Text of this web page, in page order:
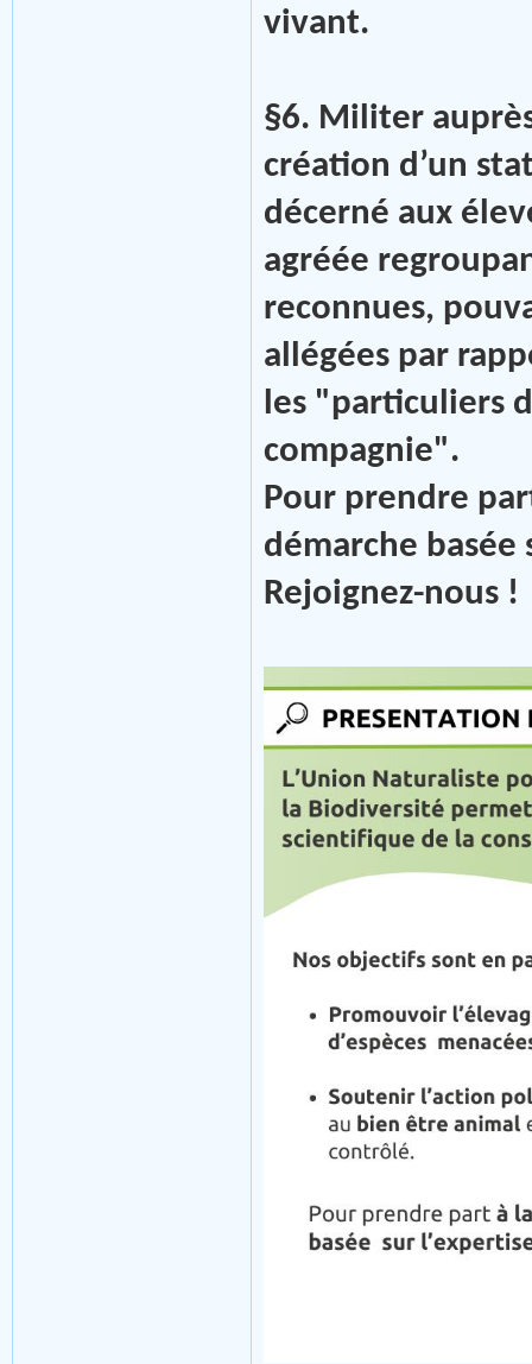
vivant.
§6. Militer
création d’un
décerné aux
agréée
reconnues,
allégées par
les "particuliers
compagnie".
Pour prendre
démarche basée
Rejoignez-nous !